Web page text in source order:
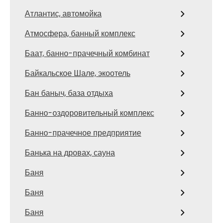
Атлантис, автомойка
Атмосфера, банный комплекс
Баат, банно-прачечный комбинат
Байкальское Шале, экоотель
Бан баныч, база отдыха
Банно-оздоровительный комплекс
Банно-прачечное предприятие
Банька на дровах, сауна
Баня
Баня
Баня